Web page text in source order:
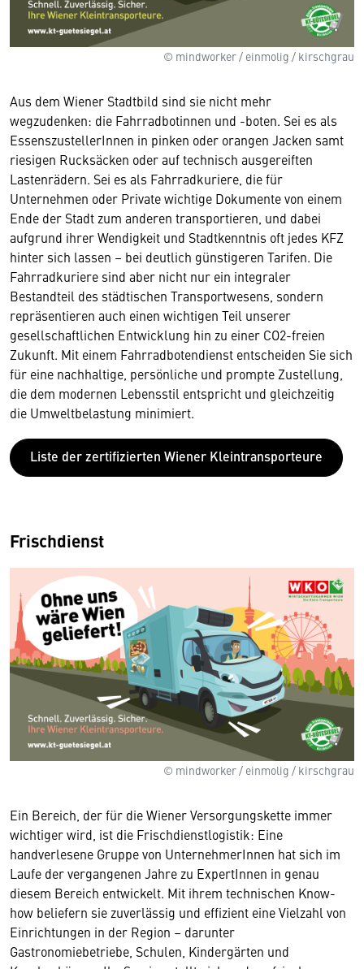
© mindworker / einmolig / kirschgrau
Aus dem Wiener Stadtbild sind sie nicht mehr
wegzudenken: die Fahrradbotinnen und -boten. Sei es als
EssenszustellerInnen in pinken oder orangen Jacken samt
riesigen Rucksäcken oder auf technisch ausgereiften
Lastenrädern. Sei es als Fahrradkuriere, die für
Unternehmen oder Private wichtige Dokumente von einem
Ende der Stadt zum anderen transportieren, und dabei
aufgrund ihrer Wendigkeit und Stadtkenntnis oft jedes KFZ
hinter sich lassen – bei deutlich günstigeren Tarifen. Die
Fahrradkuriere sind aber nicht nur ein integraler
Bestandteil des städtischen Transportwesens, sondern
repräsentieren auch einen wichtigen Teil unserer
gesellschaftlichen Entwicklung hin zu einer CO2-freien
Zukunft. Mit einem Fahrradbotendienst entscheiden Sie sich
für eine nachhaltige, persönliche und prompte Zustellung,
die dem modernen Lebensstil entspricht und gleichzeitig
die Umweltbelastung minimiert.
Liste der zertifizierten Wiener Kleintransporteure
Frischdienst
© mindworker / einmolig / kirschgrau
Ein Bereich, der für die Wiener Versorgungskette immer
wichtiger wird, ist die Frischdienstlogistik: Eine
handverlesene Gruppe von UnternehmerInnen hat sich im
Laufe der vergangenen Jahre zu ExpertInnen in genau
diesem Bereich entwickelt. Mit ihrem technischen Know-
how beliefern sie zuverlässig und effizient eine Vielzahl von
Einrichtungen in der Region – darunter
Gastronomiebetriebe, Schulen, Kindergärten und